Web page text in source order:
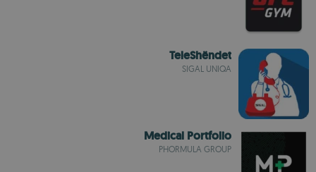
TeleShëndet
SIGAL UNIQA
Medical Portfolio
PHORMULA GROUP